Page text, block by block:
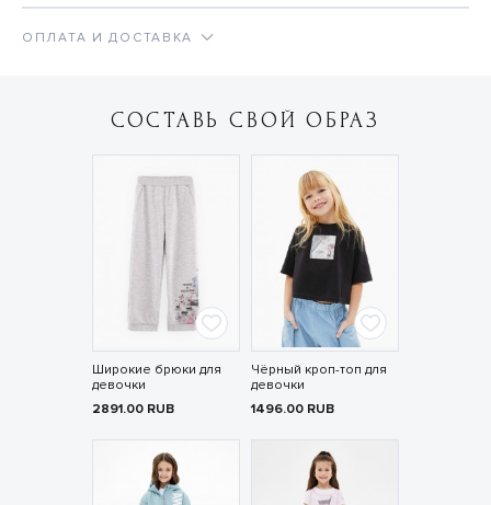
ОПЛАТА И ДОСТАВКА
СОСТАВЬ СВОЙ ОБРАЗ
Широкие брюки для
девочки
2891.00 RUB
Чёрный кроп-топ для
девочки
1496.00 RUB